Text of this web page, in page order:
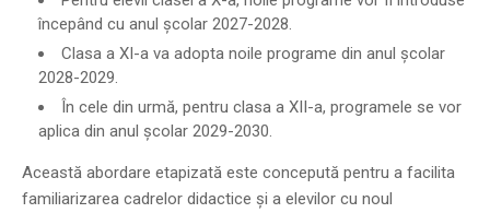
începând cu anul școlar 2027-2028.
Clasa a XI-a va adopta noile programe din anul școlar
2028-2029.
În cele din urmă, pentru clasa a XII-a, programele se vor
aplica din anul școlar 2029-2030.
Această abordare etapizată este concepută pentru a facilita
familiarizarea cadrelor didactice și a elevilor cu noul